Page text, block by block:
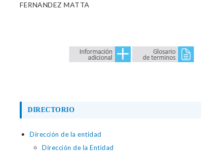
FERNANDEZ MATTA
DIRECTORIO
Dirección de la entidad
Dirección de la Entidad